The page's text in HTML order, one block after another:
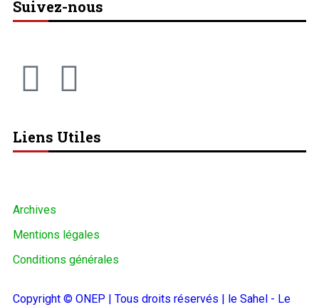
Suivez-nous
Liens Utiles
Archives
Mentions légales
Conditions générales
Copyright © ONEP | Tous droits réservés | le Sahel - Le